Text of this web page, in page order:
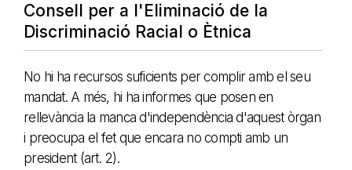
Consell per a l'Eliminació de la
Discriminació Racial o Ètnica
No hi ha recursos suficients per complir amb el seu
mandat. A més, hi ha informes que posen en
rellevància la manca d'independència d'aquest òrgan
i preocupa el fet que encara no compti amb un
president (art. 2).